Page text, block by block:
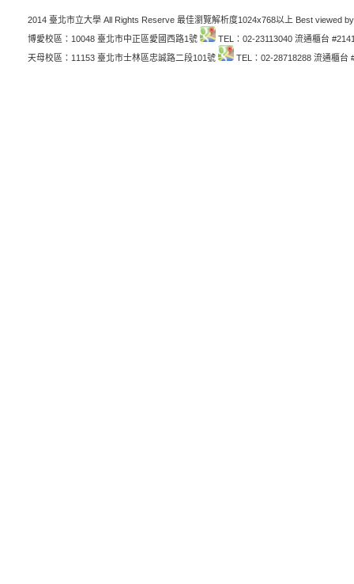
2014 臺北市立大學 All Rights Reserve 最佳瀏覽解析度1024x768以上 Best viewed
博愛校區：10048 臺北市中正區愛國西路1號
TEL：02-23113040 流通櫃台
天母校區：11153 臺北市士林區忠誠路二段101號
TEL：02-28718288 流通櫃台